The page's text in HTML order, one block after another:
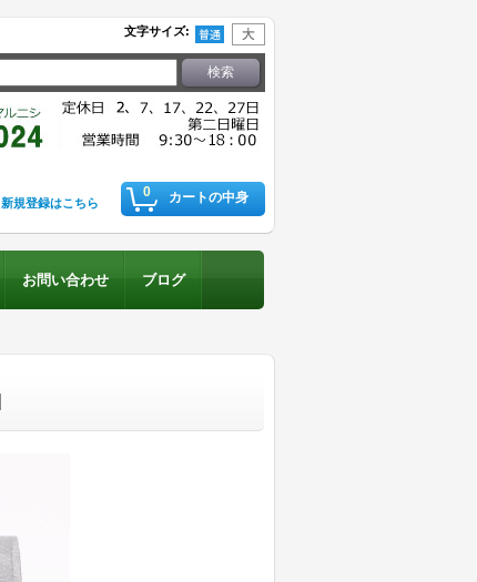
文字サイズ:
0 カートの中身
新規登録はこちら
お問い合わせ ブログ